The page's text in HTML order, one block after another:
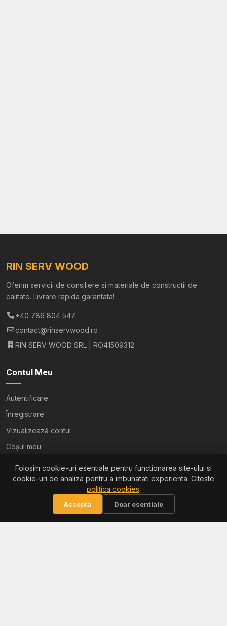
RIN SERV WOOD
Oferim servicii de consiliere si materiale de constructii de
calitate. Livrare rapida garantata!
+40 786 804 547
contact@rinservwood.ro
RIN SERV WOOD SRL | RO41509312
Contul Meu
Autentificare
Înregistrare
Vizualizează contul
Coșul meu
Ajutor
Termeni și condiții
Politica de confidențialitate
Folosim cookie-uri esentiale pentru functionarea site-ului si
cookie-uri de analiza pentru a imbunatati experienta. Citeste
politica cookies.
Accepta Doar esentiale